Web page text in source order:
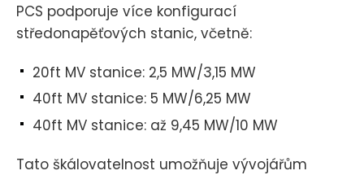
PCS podporuje více konfigurací
středonapěťových stanic, včetně:
20ft MV stanice: 2,5 MW/3,15 MW
40ft MV stanice: 5 MW/6,25 MW
40ft MV stanice: až 9,45 MW/10 MW
Tato škálovatelnost umožňuje vývojářům